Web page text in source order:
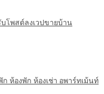
โพสต์ลงเวปขายบ้าน
ห้องพัก ห้องเช่า อพาร์ทเม้นท์